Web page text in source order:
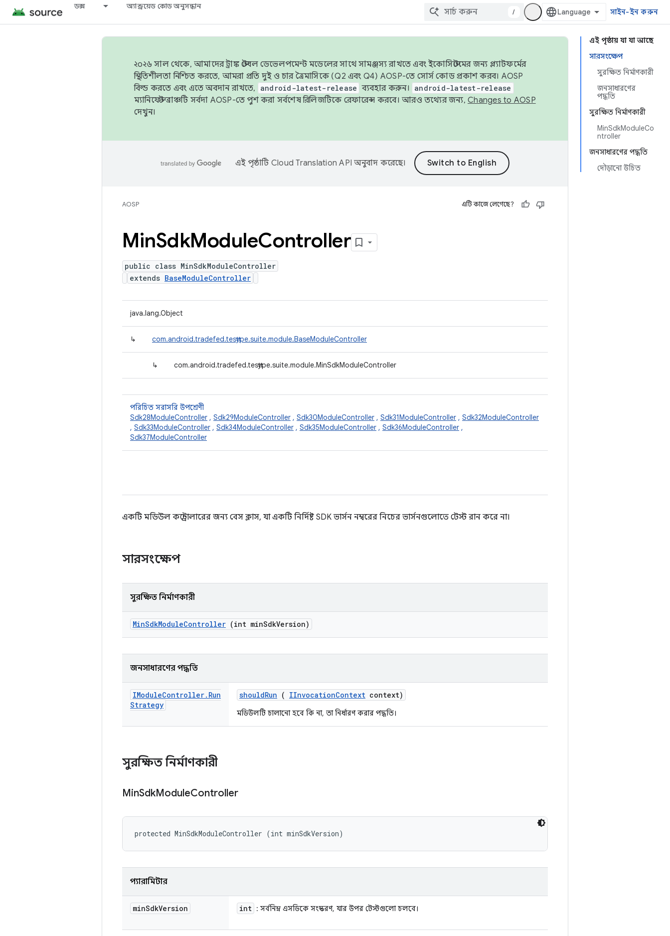
ডক্স অ্যান্ড্রয়েড কোড অনুসন্ধান
/ সাইন-ইন করুন
এই পৃষ্ঠায় যা যা আছে
সারসংক্ষেপ
সুরক্ষিত নির্মাণকারী
জনসাধারণের
পদ্ধতি
সুরক্ষিত নির্মাণকারী
MinSdkModuleCo
ntroller
জনসাধারণের পদ্ধতি
দৌড়ানো উচিত
২০২৬ সাল থেকে, আমাদের ট্রাঙ্ক স্টেবল ডেভেলপমেন্ট মডেলের সাথে সামঞ্জস্য রাখতে এবং ইকোসিস্টেমের জন্য প্ল্যাটফর্মের
স্থিতিশীলতা নিশ্চিত করতে, আমরা প্রতি দুই ও চার ত্রৈমাসিকে (Q2 এবং Q4) AOSP-তে সোর্স কোড প্রকাশ করব। AOSP
বিল্ড করতে এবং এতে অবদান রাখতে,
android-latest-release ব্যবহার করুন। android-latest-release
ম্যানিফেস্ট ব্রাঞ্চটি সর্বদা AOSP-তে পুশ করা সর্বশেষ রিলিজটিকে রেফারেন্স করবে। আরও তথ্যের জন্য, Changes to AOSP
দেখুন।
এই পৃষ্ঠাটি Cloud Translation API অনুবাদ করেছে।
AOSP এটি কাজে লেগেছে?
MinSdkModuleController
public class MinSdkModuleController
extends BaseModuleController
java.lang.Object
↳ com.android.tradefed.testtype.suite.module.BaseModuleController
↳ com.android.tradefed.testtype.suite.module.MinSdkModuleController
পরিচিত সরাসরি উপশ্রেণী
Sdk28ModuleController , Sdk29ModuleController , Sdk30ModuleController , Sdk31ModuleController , Sdk32ModuleController
, Sdk33ModuleController , Sdk34ModuleController , Sdk35ModuleController , Sdk36ModuleController ,
Sdk37ModuleController
একটি মডিউল কন্ট্রোলারের জন্য বেস ক্লাস, যা একটি নির্দিষ্ট SDK ভার্সন নম্বরের নিচের ভার্সনগুলোতে টেস্ট রান করে না।
সারসংক্ষেপ
সুরক্ষিত নির্মাণকারী
MinSdkModuleController (int minSdkVersion)
জনসাধারণের পদ্ধতি
IModuleController. Run
Strategy
shouldRun ( IInvocationContext context)
মডিউলটি চালানো হবে কি না, তা নির্ধারণ করার পদ্ধতি।
সুরক্ষিত নির্মাণকারী
MinSdkModuleController
protected MinSdkModuleController (int minSdkVersion)
প্যারামিটার
minSdkVersion int : সর্বনিম্ন এসডিকে সংস্করণ, যার উপর টেস্টগুলো চলবে।